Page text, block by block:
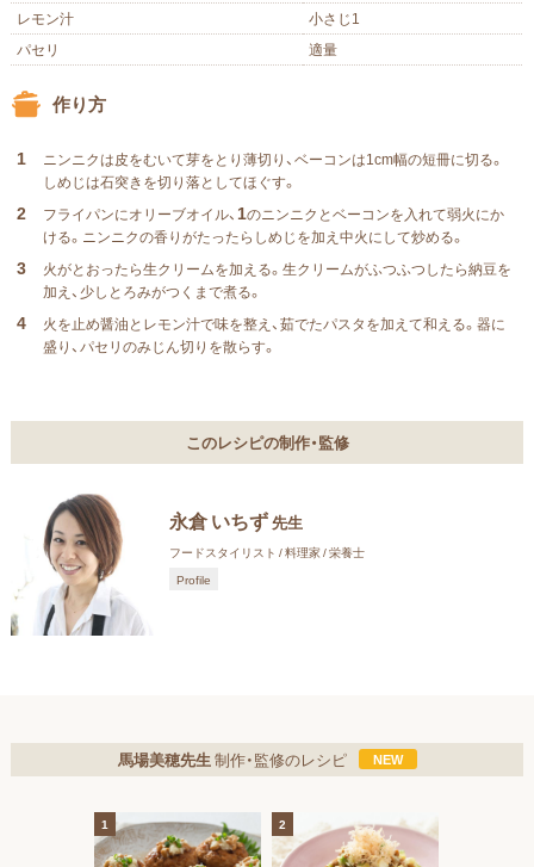
レモン汁
小さじ1
パセリ
適量
作り方
1 ニンニクは皮をむいて芽をとり薄切り、ベーコンは1cm幅の短冊に切る。
しめじは石突きを切り落としてほぐす。
2 フライパンにオリーブオイル、1のニンニクとベーコンを入れて弱火にか
ける。ニンニクの香りがたったらしめじを加え中火にして炒める。
3 火がとおったら生クリームを加える。生クリームがふつふつしたら納豆を
加え、少しとろみがつくまで煮る。
4 火を止め醤油とレモン汁で味を整え、茹でたパスタを加えて和える。器に
盛り、パセリのみじん切りを散らす。
このレシピの制作・監修
永倉 いちず先生
フードスタイリスト / 料理家 / 栄養士
Profile
馬場美穂先生制作・監修のレシピ
1 2